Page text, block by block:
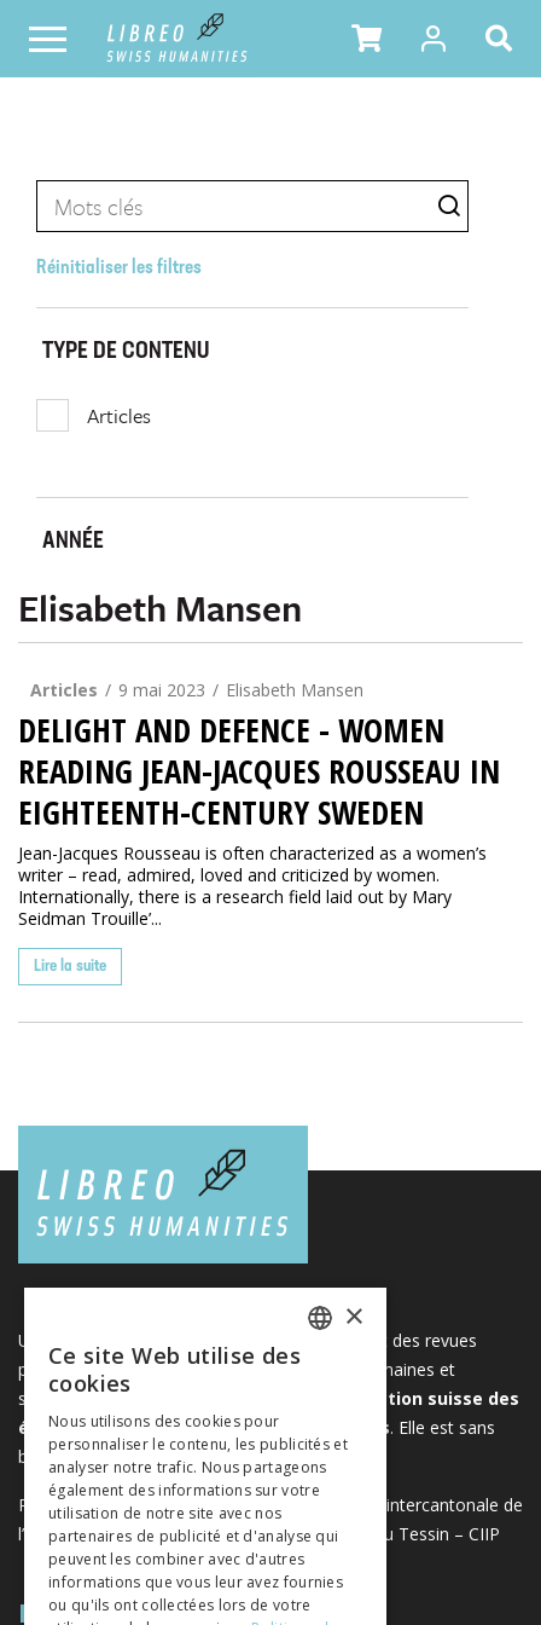
Réinitialiser les filtres
TYPE DE CONTENU
Articles
ANNÉE
Elisabeth Mansen
Articles 9 mai 2023 Elisabeth Mansen
DELIGHT AND DEFENCE - WOMEN
READING JEAN-JACQUES ROUSSEAU IN
EIGHTEENTH-CENTURY SWEDEN
Jean-Jacques Rousseau is often characterized as a women’s
writer – read, admired, loved and criticized by women.
Internationally, there is a research field laid out by Mary
Seidman Trouille’...
Lire la suite
Une plateforme unique regroupant des livres et des revues
publiés par les éditeurs suisses de sciences humaines et
sociales. Libreo.ch est la propriété de l'
Association suisse des
éditeurs de sciences sociales et humaines. Elle est sans
but lucratif.www.editeurssuisses.ch
Projet réalisé avec le soutien de la Conférence intercantonale de
l’instruction publique de la Suisse romande et du Tessin – CIIP
PLAN DU SITE
ITALIAN
×
Ce site Web utilise des
cookies
Nous utilisons des cookies pour
personnaliser le contenu, les publicités et
analyser notre trafic. Nous partageons
également des informations sur votre
utilisation de notre site avec nos
partenaires de publicité et d'analyse qui
peuvent les combiner avec d'autres
informations que vous leur avez fournies
ou qu'ils ont collectées lors de votre